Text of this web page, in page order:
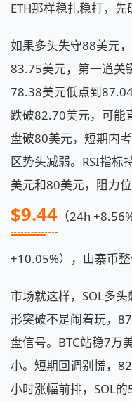
ETH那样稳扎稳打，先
如果多头失守88美元
83.75美元，第一道关
78.38美元低点到
跌破82.70美元，可能
盘破80美元，短期内
区势头减弱。RSI指标
美元和80美元，阻力
$9.44 （24h
+10.05%），山寨币整
市场就这样，SOL多
形突破不是闹着玩，
盘信号。BTC站稳7万
小。短期回调别慌，
小时涨幅前排，SOL